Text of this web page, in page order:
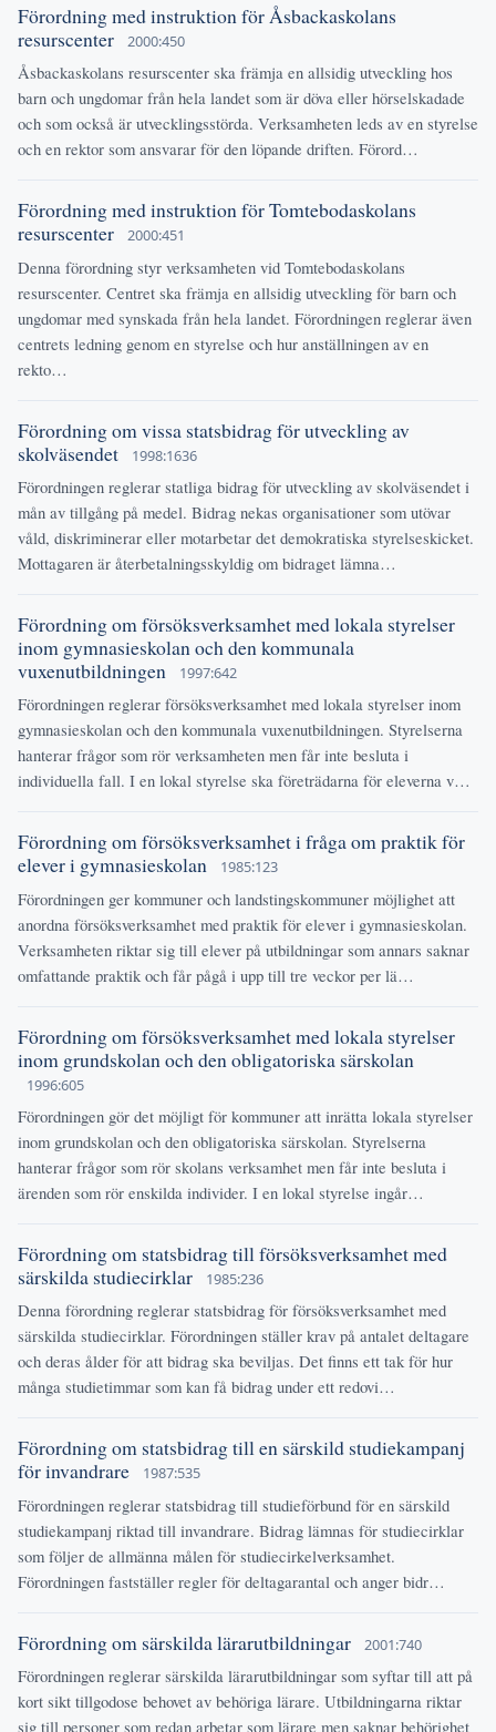
Förordning med instruktion för Åsbackaskolans
resurscenter
2000:450
Åsbackaskolans resurscenter ska främja en allsidig utveckling hos
barn och ungdomar från hela landet som är döva eller hörselskadade
och som också är utvecklingsstörda. Verksamheten leds av en styrelse
och en rektor som ansvarar för den löpande driften. Förord…
Förordning med instruktion för Tomtebodaskolans
resurscenter
2000:451
Denna förordning styr verksamheten vid Tomtebodaskolans
resurscenter. Centret ska främja en allsidig utveckling för barn och
ungdomar med synskada från hela landet. Förordningen reglerar även
centrets ledning genom en styrelse och hur anställningen av en
rekto…
Förordning om vissa statsbidrag för utveckling av
skolväsendet
1998:1636
Förordningen reglerar statliga bidrag för utveckling av skolväsendet i
mån av tillgång på medel. Bidrag nekas organisationer som utövar
våld, diskriminerar eller motarbetar det demokratiska styrelseskicket.
Mottagaren är återbetalningsskyldig om bidraget lämna…
Förordning om försöksverksamhet med lokala styrelser
inom gymnasieskolan och den kommunala
vuxenutbildningen
1997:642
Förordningen reglerar försöksverksamhet med lokala styrelser inom
gymnasieskolan och den kommunala vuxenutbildningen. Styrelserna
hanterar frågor som rör verksamheten men får inte besluta i
individuella fall. I en lokal styrelse ska företrädarna för eleverna v…
Förordning om försöksverksamhet i fråga om praktik för
elever i gymnasieskolan
1985:123
Förordningen ger kommuner och landstingskommuner möjlighet att
anordna försöksverksamhet med praktik för elever i gymnasieskolan.
Verksamheten riktar sig till elever på utbildningar som annars saknar
omfattande praktik och får pågå i upp till tre veckor per lä…
Förordning om försöksverksamhet med lokala styrelser
inom grundskolan och den obligatoriska särskolan
1996:605
Förordningen gör det möjligt för kommuner att inrätta lokala styrelser
inom grundskolan och den obligatoriska särskolan. Styrelserna
hanterar frågor som rör skolans verksamhet men får inte besluta i
ärenden som rör enskilda individer. I en lokal styrelse ingår…
Förordning om statsbidrag till försöksverksamhet med
särskilda studiecirklar
1985:236
Denna förordning reglerar statsbidrag för försöksverksamhet med
särskilda studiecirklar. Förordningen ställer krav på antalet deltagare
och deras ålder för att bidrag ska beviljas. Det finns ett tak för hur
många studietimmar som kan få bidrag under ett redovi…
Förordning om statsbidrag till en särskild studiekampanj
för invandrare
1987:535
Förordningen reglerar statsbidrag till studieförbund för en särskild
studiekampanj riktad till invandrare. Bidrag lämnas för studiecirklar
som följer de allmänna målen för studiecirkelverksamhet.
Förordningen fastställer regler för deltagarantal och anger bidr…
Förordning om särskilda lärarutbildningar 2001:740
Förordningen reglerar särskilda lärarutbildningar som syftar till att på
kort sikt tillgodose behovet av behöriga lärare. Utbildningarna riktar
sig till personer som redan arbetar som lärare men saknar behörighet